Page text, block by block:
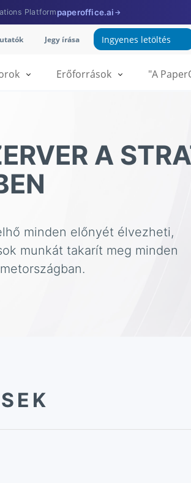
Platform paperoffice.ai →
Jegy írása Ingyenes letöltés
"A
Erőforrások
A
minden előnyét élvezheti,
munkát takarít meg minden